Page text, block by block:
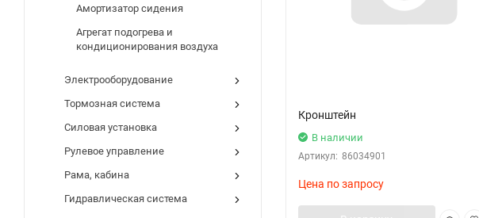
Амортизатор сидения
Агрегат подогрева и
кондиционирования воздуха
Электрооборудование
Тормозная система
Силовая установка
Рулевое управление
Рама, кабина
Гидравлическая система
Кронштейн
В наличии
Артикул: 86034901
Цена по запросу